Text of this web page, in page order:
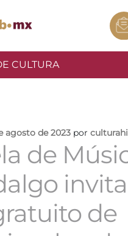
CULTURA
agosto de 2023 por
de
de